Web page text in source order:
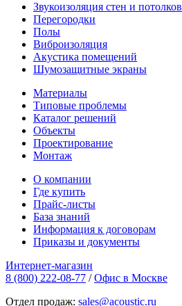
Звукоизоляция стен и потолков
Перегородки
Полы
Виброизоляция
Акустика помещений
Шумозащитные экраны
Материалы
Типовые проблемы
Каталог решений
Объекты
Проектирование
Монтаж
О компании
Где купить
Прайс-листы
База знаний
Информация к договорам
Приказы и документы
Интернет-магазин
8 (800) 222-08-77 / Офис в Москве
Отдел продаж: sales@acoustic.ru